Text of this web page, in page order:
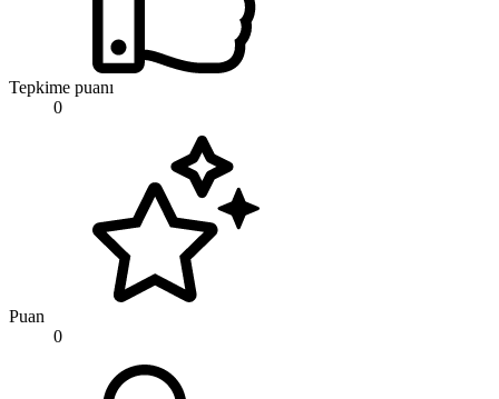
Tepkime puanı
0
Puan
0